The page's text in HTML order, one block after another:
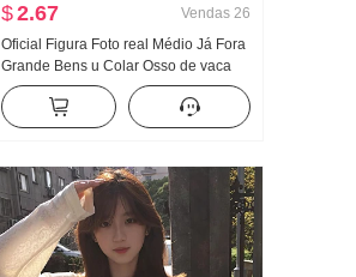
$2.67 Vendas 26
Oficial Figura Foto real Médio Já Fora
Grande Bens u Colar Osso de vaca
Fivela Caracteres de trabalho Regata
Alça de ombro Largura Pernas
Arrastar no chão Esporte Calça